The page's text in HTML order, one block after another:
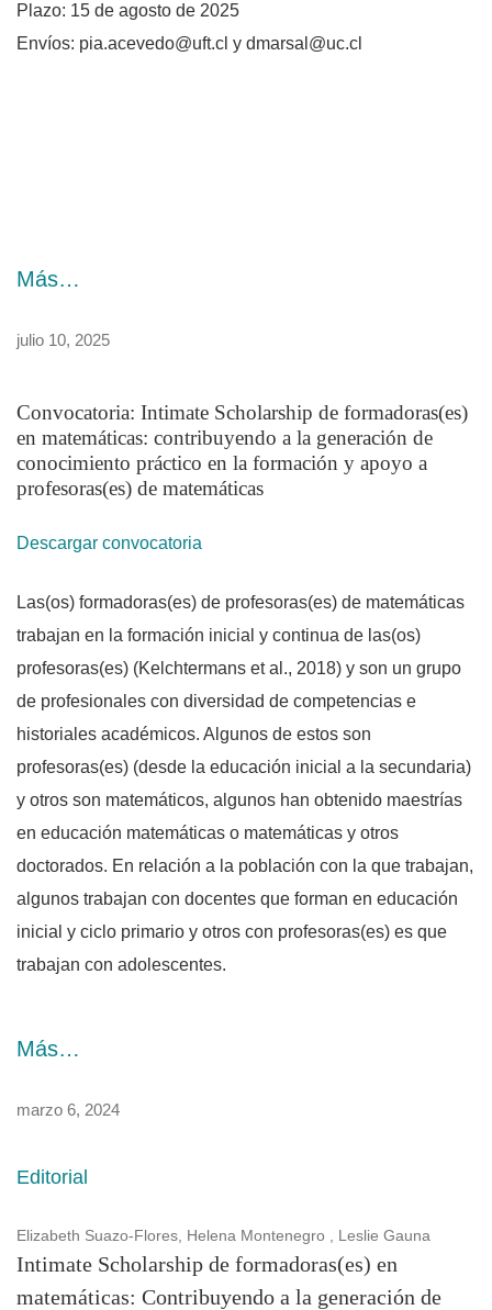
Plazo: 15 de agosto de 2025
Envíos: pia.acevedo@uft.cl y dmarsal@uc.cl
Más…
julio 10, 2025
Convocatoria: Intimate Scholarship de formadoras(es)
en matemáticas: contribuyendo a la generación de
conocimiento práctico en la formación y apoyo a
profesoras(es) de matemáticas
Descargar convocatoria
Las(os) formadoras(es) de profesoras(es) de matemáticas
trabajan en la formación inicial y continua de las(os)
profesoras(es) (Kelchtermans et al., 2018) y son un grupo
de profesionales con diversidad de competencias e
historiales académicos. Algunos de estos son
profesoras(es) (desde la educación inicial a la secundaria)
y otros son matemáticos, algunos han obtenido maestrías
en educación matemáticas o matemáticas y otros
doctorados. En relación a la población con la que trabajan,
algunos trabajan con docentes que forman en educación
inicial y ciclo primario y otros con profesoras(es) es que
trabajan con adolescentes.
Más…
marzo 6, 2024
Editorial
Elizabeth Suazo-Flores, Helena Montenegro , Leslie Gauna
Intimate Scholarship de formadoras(es) en
matemáticas: Contribuyendo a la generación de